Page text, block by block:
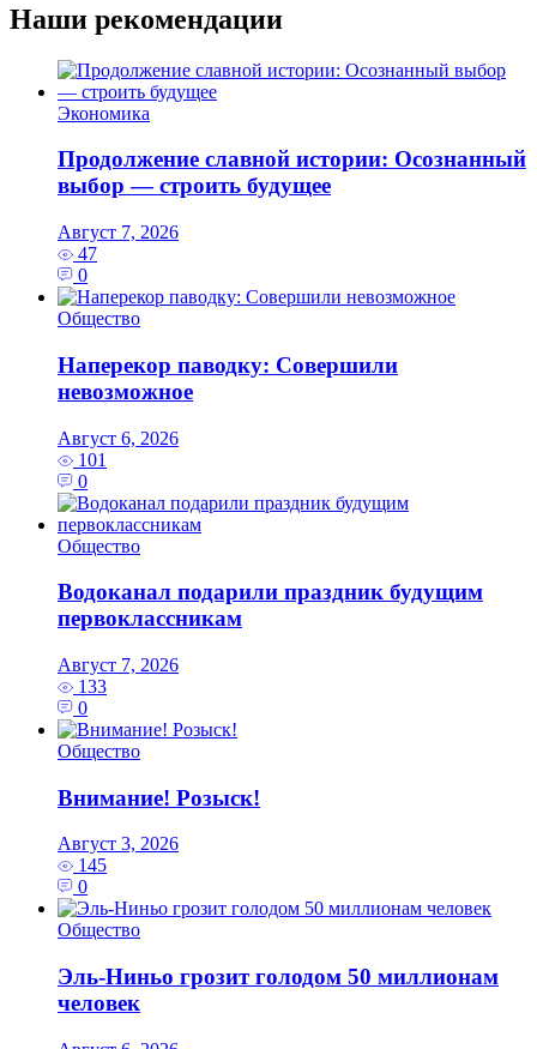
Наши рекомендации
Экономика
Продолжение славной истории: Осознанный
выбор — строить будущее
Август 7, 2026
47
0
Общество
Наперекор паводку: Совершили
невозможное
Август 6, 2026
101
0
Общество
Водоканал подарили праздник будущим
первоклассникам
Август 7, 2026
133
0
Общество
Внимание! Розыск!
Август 3, 2026
145
0
Общество
Эль‑Ниньо грозит голодом 50 миллионам
человек